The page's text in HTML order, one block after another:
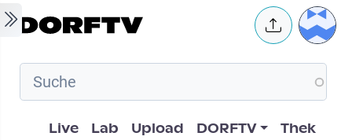
Skip to main content User
Hauptnavigation
Live Lab Upload DORFTV Thek